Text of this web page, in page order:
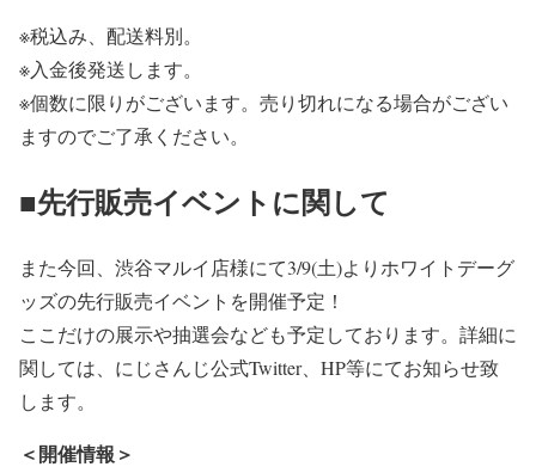
※税込み、配送料別。
※入金後発送します。
※個数に限りがございます。売り切れになる場合がござい
ますのでご了承ください。
■先行販売イベントに関して
また今回、渋谷マルイ店様にて3/9(土)よりホワイトデーグ
ッズの先行販売イベントを開催予定！
ここだけの展示や抽選会なども予定しております。詳細に
関しては、にじさんじ公式Twitter、HP等にてお知らせ致
します。
＜開催情報＞